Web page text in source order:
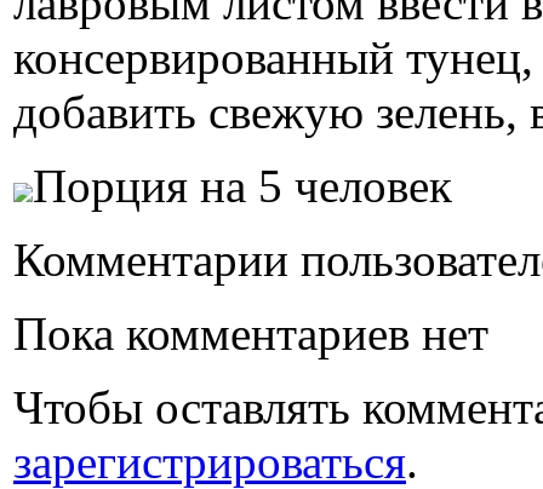
консервированный
добавить свежую зелень,
Порция на 5 человек
Комментарии
Пока комментариев нет
Чтобы оставлять
зарегистрироваться.